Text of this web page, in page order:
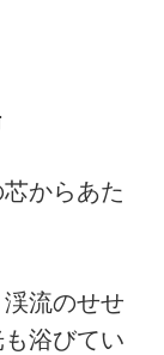
からあた
流のせせ
浴びてい